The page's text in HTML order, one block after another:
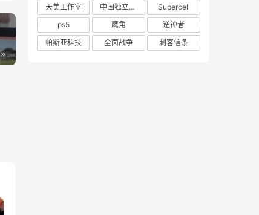
天美工作室
中国独立游戏联盟
Supercell
ps5
鹰角
逆神者
帕斯亚科技
全面战争 刺客信条